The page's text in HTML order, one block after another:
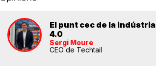
El punt cec de la indústria
4.0
Sergi Moure
CEO de Techtail